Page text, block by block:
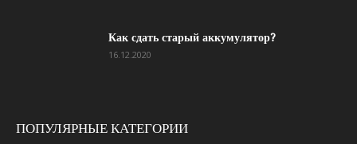
Как сдать старый аккумулятор?
16.12.2020
ПОПУЛЯРНЫЕ КАТЕГОРИИ